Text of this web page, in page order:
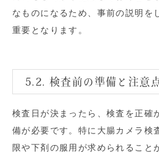
なものになるため、事前の説明を
重要となります。
5.2. 検査前の準備と注意
検査日が決まったら、検査を正確
備が必要です。特に大腸カメラ検
限や下剤の服用が求められること